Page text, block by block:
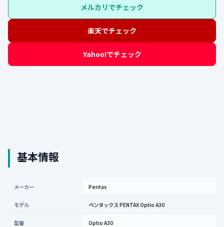
メルカリでチェック
楽天でチェック
Yahoo!でチェック
基本情報
メーカー Pentax
モデル ペンタックス PENTAX Optio A30
型番 Optio A30